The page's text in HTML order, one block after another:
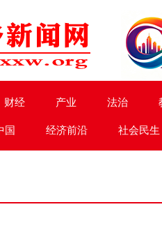
财经 产业 法治
国 经济前沿 社会民生